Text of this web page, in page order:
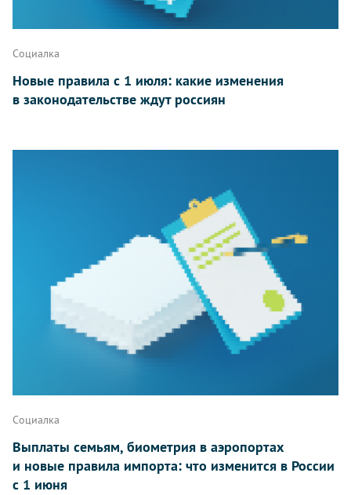
Социалка
Новые правила с 1 июля: какие изменения
в законодательстве ждут россиян
Социалка
Выплаты семьям, биометрия в аэропортах
и новые правила импорта: что изменится в России
с 1 июня